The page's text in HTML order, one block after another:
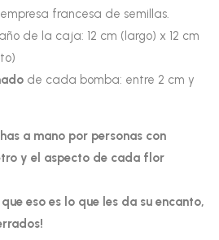
francesa de semillas.
de la caja: 12 cm (largo) x 12 cm
de cada bomba: entre 2 cm y
a mano por personas con
y el aspecto de cada flor
eso es lo que les da su encanto,